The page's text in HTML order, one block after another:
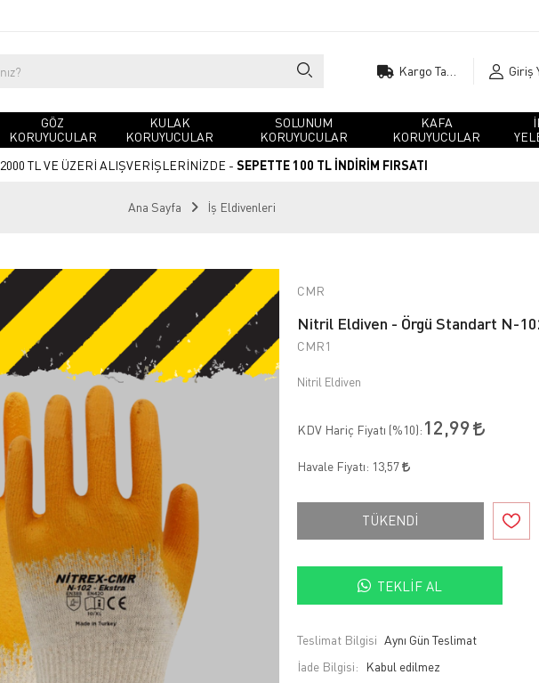
GÖZ
KORUYUCULAR
KULAK
KORUYUCULAR
SOLUNUM
KORUYUCULAR
KAFA
KORUYUCULAR
2000 TL VE ÜZERİ ALIŞVERİŞLERİNİZDE - SEPETTE 100 TL İNDİRİM FIRSATI
Ana Sayfa İş Eldivenleri
CMR
Nitril Eldiven - Örgü Standart N-
CMR1
Nitril Eldiven
KDV Hariç Fiyatı (%10): 12,99
Havale Fiyatı: 13,57
TÜKENDİ
TEKLIF AL
Teslimat Bilgisi Aynı Gün Teslimat
İade Bilgisi: